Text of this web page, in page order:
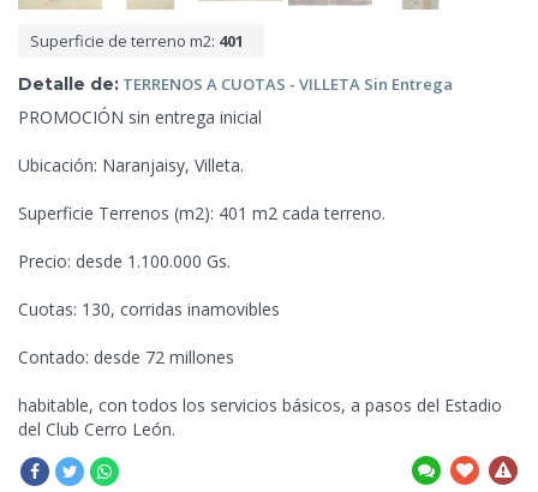
Superficie de terreno m2: 401
Detalle de: TERRENOS A CUOTAS - VILLETA Sin Entrega
PROMOCIÓN sin entrega inicial
Ubicación: Naranjaisy, Villeta.
Superficie Terrenos (m2): 401 m2 cada terreno.
Precio: desde 1.100.000 Gs.
Cuotas: 130, corridas inamovibles
Contado: desde 72 millones
habitable, con todos los servicios básicos, a pasos del Estadio
del Club Cerro León.